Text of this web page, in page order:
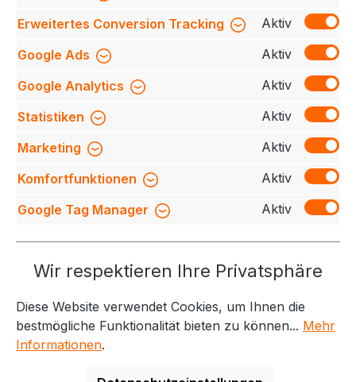
verantwortungsvolle Produktion. Mit Schöffel
Pro Hosen wählen Sie eine Kombination aus
Qualität, Komfort und Umweltbewusstsein.
Service-Hotline
Weitere Themen
Informationen Kontakt
Erweitertes Conversion Tracking
Aktiv
Google Ads
Aktiv
Google Analytics
Aktiv
Statistiken
Aktiv
Marketing
Aktiv
Komfortfunktionen
Aktiv
Google Tag Manager
Aktiv
Wir respektieren Ihre Privatsphäre
Diese Website verwendet Cookies, um Ihnen die
bestmögliche Funktionalität bieten zu können... Mehr
Informationen.